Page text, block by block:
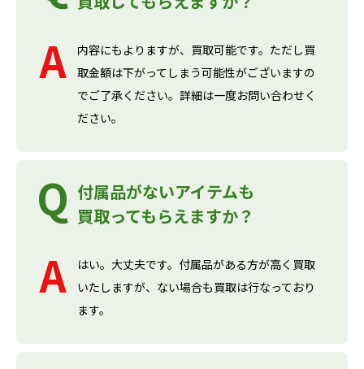
内容にもよりますが、買取可能です。ただし買
取金額は下がってしまう可能性がございますの
でご了承ください。詳細は一度お問い合わせく
ださい。
付属品がないアイテムも
買取ってもらえますか？
はい。大丈夫です。付属品がある方が高く買取
いたしますが、ない場合も買取は行なっており
ます。